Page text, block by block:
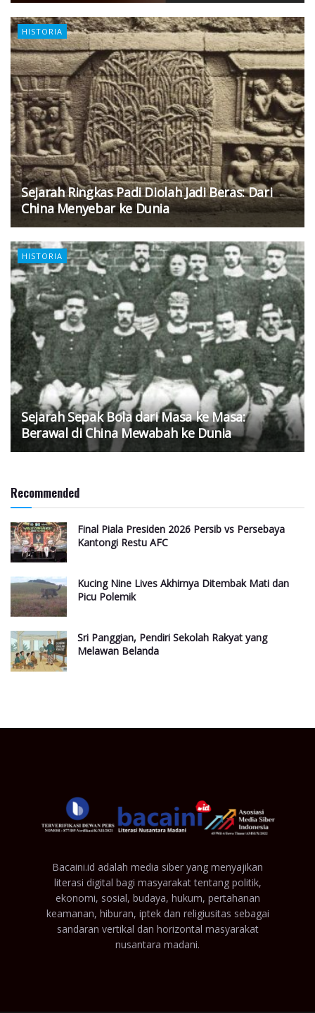
HISTORIA
Sejarah Ringkas Padi Diolah Jadi Beras: Dari
China Menyebar ke Dunia
HISTORIA
Sejarah Sepak Bola dari Masa ke Masa:
Berawal di China Mewabah ke Dunia
Recommended
Final Piala Presiden 2026 Persib vs Persebaya
Kantongi Restu AFC
Kucing Nine Lives Akhirnya Ditembak Mati dan
Picu Polemik
Sri Panggian, Pendiri Sekolah Rakyat yang
Melawan Belanda
Bacaini.id adalah media siber yang menyajikan
literasi digital bagi masyarakat tentang politik,
ekonomi, sosial, budaya, hukum, pertahanan
keamanan, hiburan, iptek dan religiusitas sebagai
sandaran vertikal dan horizontal masyarakat
nusantara madani.